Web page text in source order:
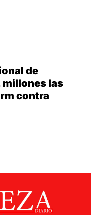
de
millones las
contra